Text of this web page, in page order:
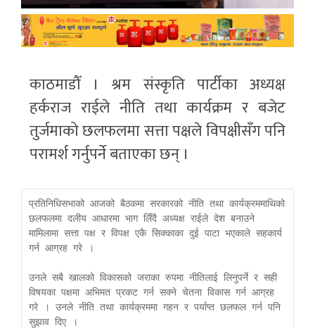
काठमाडौँ । श्रम संस्कृति पार्टीका अध्यक्ष
हर्कराज राईले नीति तथा कार्यक्रम र बजेट
तुर्जमाको छलफलमा सत्ता पक्षले विपक्षीसँग पनि
परामर्श गर्नुपर्ने बताएका छन् ।
प्रतिनिधिसभाको आजको बैठकमा सरकारको नीति तथा कार्यक्रममाथिको
छलफलमा दलीय आधारमा भाग लिँदै अध्यक्ष राईले देश बनाउने
मामिलामा सत्ता पक्ष र विपक्ष एकै सिक्काका दुई पाटा भएकाले सहकार्य
गर्न आग्रह गरे ।
उनले सबै खालको विकासको जराका रुपमा नीतिलाई लिनुपर्ने र सही
विषयका पक्षमा अभिमत प्रकट गर्न सक्ने चेतना विकास गर्न आग्रह
गरे । उनले नीति तथा कार्यक्रममा गहन र पर्याप्त छलफल गर्न पनि
सुझाव दिए ।